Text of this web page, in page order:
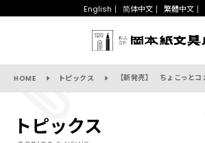
English 简体中文 繁體中文
HOME トピックス
トピックス